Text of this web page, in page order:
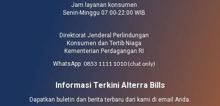
Jam layanan konsumen
Senin-Minggu 07:00-22:00 WIB
Direktorat Jenderal Perlindungan
Konsumen dan Tertib Niaga
Kementerian Perdagangan RI
WhatsApp: 0853 1111 1010 (chat only)
Informasi Terkini Alterra Bills
Dapatkan buletin dan berita terbaru dari kami di email Anda.